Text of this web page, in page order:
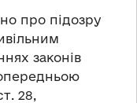
про підозру
законів
28,